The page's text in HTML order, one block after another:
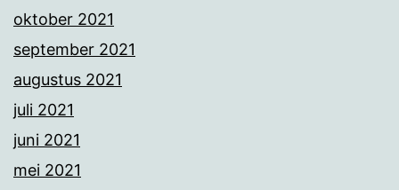
oktober 2021
september 2021
augustus 2021
juli 2021
juni 2021
mei 2021